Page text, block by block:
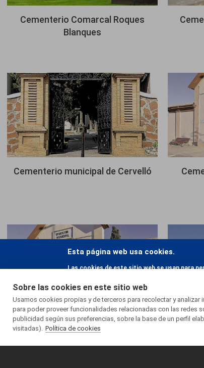
Cementerio Comarcal Roques
Blanques
Imagen
Cementerio municipal de Cervelló
Imagen
Imagen
Cementerio municipal de
Castellar del Vallès
Sobre las cookies en este sitio web
Usamos cookies propias y de terceros para recolectar y
para poder proveer funcionalidades relacionadas con las redes
publicidad según sus preferencias, sobre la base de un perfil
visitadas). Política de cookies
Esta página web usa cookies.
Las cookies de este sitio web se usan para
el uso que haga del sitio web con nuestros
hayan recopilado a partir del uso que haya